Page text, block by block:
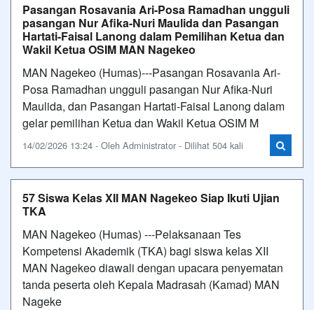
Pasangan Rosavania Ari-Posa Ramadhan ungguli
pasangan Nur Afika-Nuri Maulida dan Pasangan
Hartati-Faisal Lanong dalam Pemilihan Ketua dan
Wakil Ketua OSIM MAN Nagekeo
MAN Nagekeo (Humas)---Pasangan Rosavania Ari-
Posa Ramadhan ungguli pasangan Nur Afika-Nuri
Maulida, dan Pasangan Hartati-Faisal Lanong dalam
gelar pemilihan Ketua dan Wakil Ketua OSIM M
14/02/2026 13:24 - Oleh Administrator - Dilihat 504 kali
57 Siswa Kelas XII MAN Nagekeo Siap Ikuti Ujian
TKA
MAN Nagekeo (Humas) ---Pelaksanaan Tes
Kompetensi Akademik (TKA) bagi siswa kelas XII
MAN Nagekeo diawali dengan upacara penyematan
tanda peserta oleh Kepala Madrasah (Kamad) MAN
Nageke